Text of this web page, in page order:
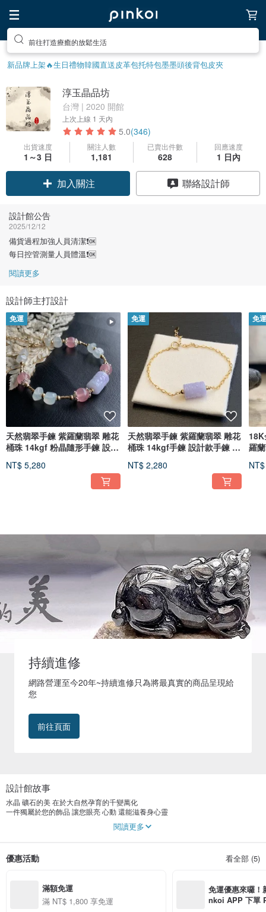
前往打造療癒的放鬆生活
新品牌上架🔥生日禮物韓國直送皮革包托特包墨墨頭後背包皮夾
淳玉晶品坊
台灣 | 2020 開館
上次上線 1 天內
5.0(346)
出貨速度
1～3 日
關注人數
1,181
已賣出件數
628
回應速度
1 日內
領優惠券
聯絡設計師
設計館公告
2025/12/12
備貨過程加強人員清潔❗️🆗
每日控管測量人員體溫❗️🆗
閱讀更多
設計師主打設計
免運
天然翡翠手鍊 紫羅蘭翡翠 雕花
桶珠 14kgf 粉晶隨形手鍊 設計
NT$ 5,280
免運
天然翡翠手鍊 紫羅蘭翡翠 雕花
桶珠 14kgf手鍊 設計款手鍊 路
NT$ 2,280
免
羅
持續進修
網路營運至今20年~持續進修只為將最真實的商品呈現給
您
前往頁面
設計館故事
水晶 礦石的美 在於大自然孕育的千變萬化
一件獨屬於您的飾品 讓您眼亮 心動 還能滋養身心靈
在這繁雜的世間 獨留一份靜 美 愛 戀 給自己
愛自己挑選一件美麗的飾品給獨一無二的你
淳玉晶品坊~ 堅持選用天然的翡翠 玉石 水晶
翡翠鑑定師+翡翠交易評估師的雙重嚴格標準
挑選出CP值最高的商品
閱讀更多
優惠活動 看全部 (5)
滿額免運
滿 NT$ 1,800 享免運
免運優惠來囉
nkoi APP 下單